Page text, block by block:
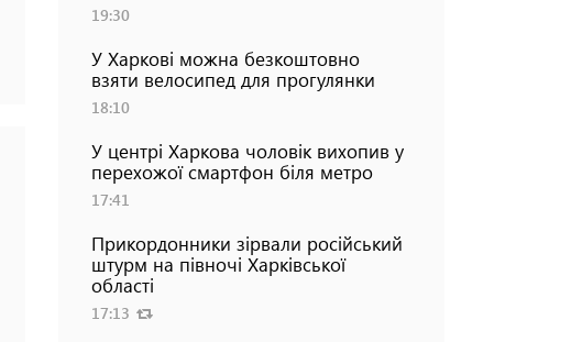
19:30
У Харкові можна безкоштовно
взяти велосипед для прогулянки
18:10
У центрі Харкова чоловік вихопив у
перехожої смартфон біля метро
17:41
Прикордонники зірвали російський
штурм на півночі Харківської
області
17:13